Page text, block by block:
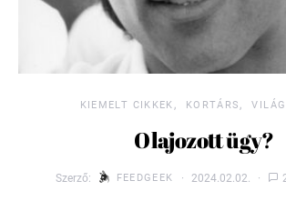
KIEMELT CIKKEK KORTÁRS
Olajozott ügy?
Szerző: FEEDGEEK 2024.02.02.